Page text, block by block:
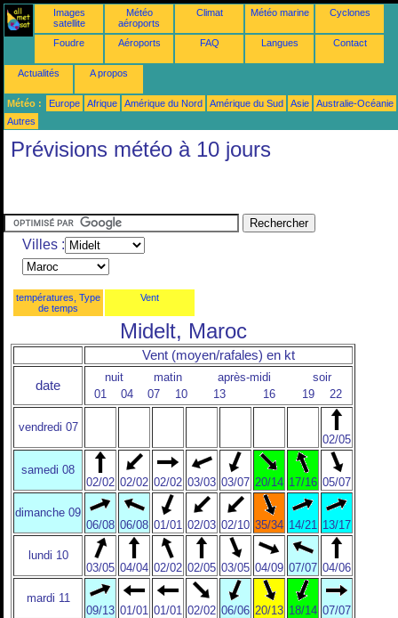
Images
satellite
Météo
aéroports
Climat Météo marine Cyclones
Foudre Aéroports FAQ Langues Contact
Actualités A propos
Météo : Europe Afrique Amérique du Nord Amérique du Sud Asie
Australie-Océanie
Autres
Prévisions météo à 10 jours
Villes :
températures, Type
de temps
Vent
Midelt, Maroc
Vent (moyen/rafales) en kt
date
nuit matin après-midi
soir
01
04 07 10 13 16 19 22
vendredi 07
02/05
samedi 08
02/02 02/02 02/02 03/03 03/07 20/14 17/16 05/07
dimanche 09
06/08 06/08 01/01 02/03 02/10 35/34 14/21 13/17
lundi 10
03/05 04/04 02/02 02/05 03/05 04/09 07/07 04/06
mardi 11
09/13 01/01 01/01 02/02 06/06 20/13 18/14 07/07